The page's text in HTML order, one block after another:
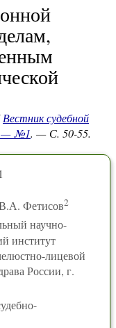
Вестник судебной
— №1. — С. 50-55.
Фетисов2
научно-
институт
лицевой
России, г.